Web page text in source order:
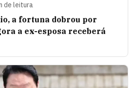
de leitura
a fortuna dobrou por
a ex-esposa receberá